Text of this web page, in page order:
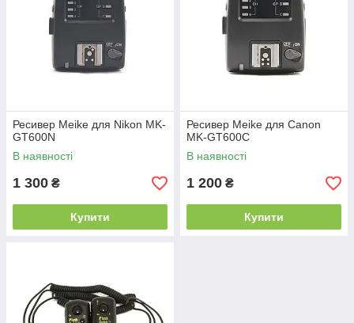
Ресивер Meike для Nikon MK-
GT600N
В наявності
1 300 ₴
Купити
Ресивер Meike для Canon
MK-GT600C
В наявності
1 200 ₴
Купити